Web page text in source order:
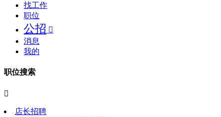
找工作
职位
公招 
消息
我的
职位搜索

店长招聘